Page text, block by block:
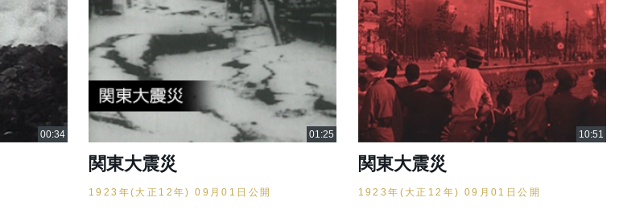
関東大震災
1923年(大正12年) 09月01日公開
関東大震災
1923年(大正12年) 09月01日公開